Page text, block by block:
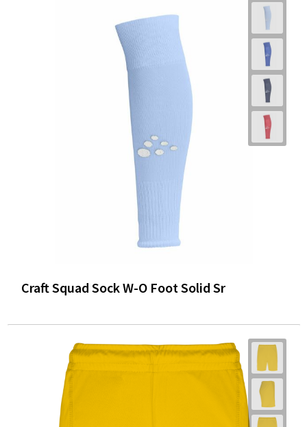
Craft Squad Sock W-O Foot Solid Sr